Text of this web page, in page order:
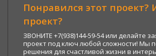
Понравился этот
проект?
ЗВОНИТЕ +7(938)144-59-54 или делайте
проект под ключ любой сложности! Мы
решения для счастливой жизни в